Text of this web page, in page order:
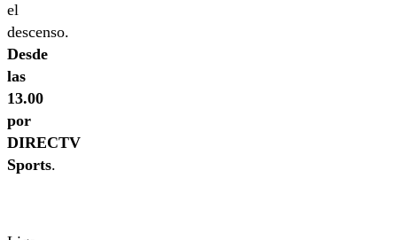
el
descenso.
Desde
las
13.00
por
DIRECTV
Sports.